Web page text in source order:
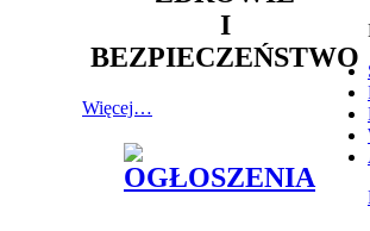
I
BEZPIECZEŃSTWO
Więcej…